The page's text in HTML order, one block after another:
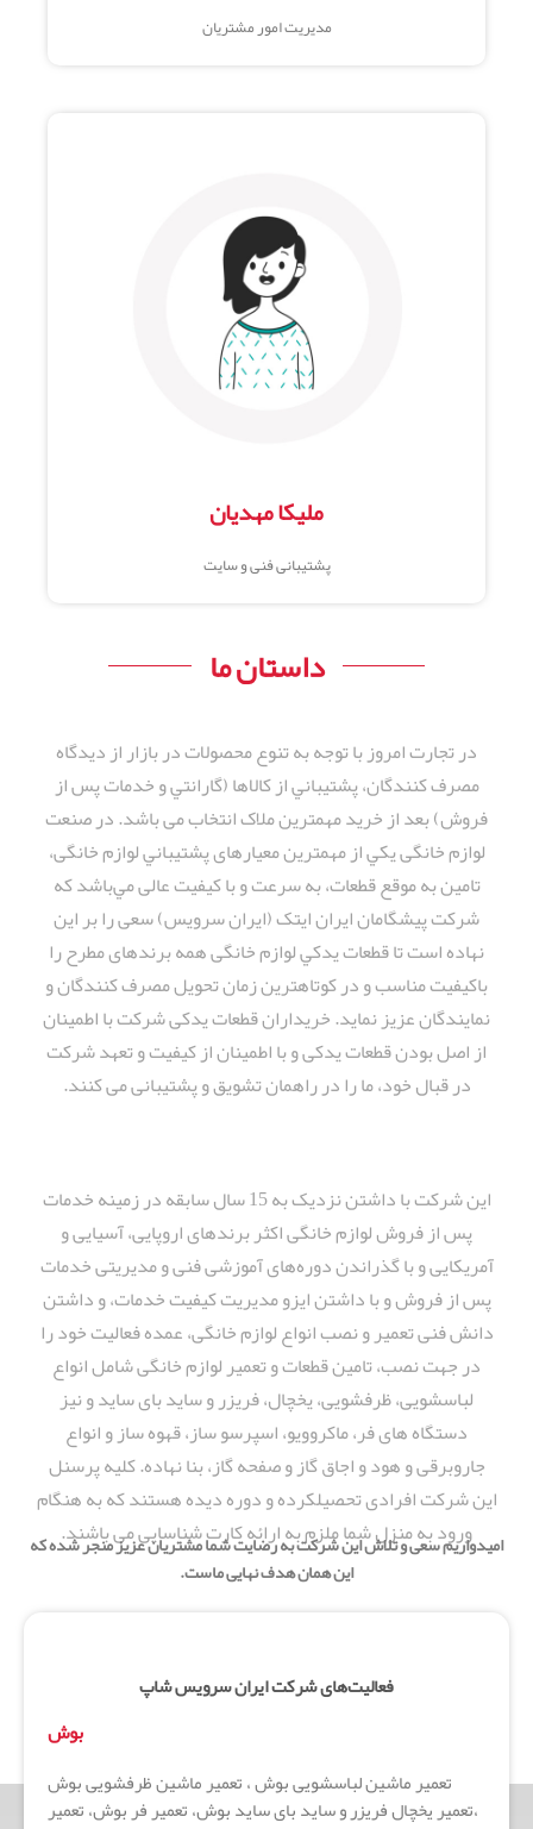
مدیریت امور مشتریان
ملیکا مهدیان
پشتیبانی فنی و سایت
داستان ما
در تجارت امروز با توجه به تنوع محصولات در بازار از دیدگاه
مصرف كنندگان، پشتيباني از كالاها (گارانتي و خدمات پس از
فروش) بعد از خريد مهمترین ملاک انتخاب می باشد. در صنعت
لوازم خانگی يكي از مهمترين معیارهای پشتيباني لوازم خانگی،
تامين به موقع قطعات، به سرعت و با كيفيت عالی مي‌باشد که
شرکت پیشگامان ایران ایتک (ایران سرویس) سعی را بر اين
نهاده است تا قطعات يدكي لوازم خانگی همه برندهای مطرح را
باكيفيت مناسب و در کوتاهترین زمان تحويل مصرف كنندگان و
نمایندگان عزیز نمايد. خریداران قطعات یدکی شرکت با اطمینان
از اصل بودن قطعات یدکی و با اطمینان از کیفیت و تعهد شرکت
در قبال خود، ما را در راهمان تشویق و پشتیبانی می کنند.
این شرکت با داشتن نزدیک به 15 سال سابقه در زمینه خدمات
پس از فروش لوازم خانگی اکثر برندهای اروپایی، آسیایی و
آمریکایی و با گذراندن دوره‌های آموزشی فنی و مدیریتی خدمات
پس از فروش و با داشتن ایزو مدیریت کیفیت خدمات، و داشتن
دانش فنی تعمیر و نصب انواع لوازم خانگی، عمده فعالیت خود را
در جهت نصب، تامین قطعات و تعمیر لوازم خانگی شامل انواع
لباسشویی، ظرفشویی، یخچال، فریزر و ساید بای ساید و نیز
دستگاه های فر، ماکروویو، اسپرسو ساز، قهوه ساز و انواع
جاروبرقی و هود و اجاق گاز و صفحه گاز، بنا نهاده. کلیه پرسنل
این شرکت افرادی تحصیلکرده و دوره دیده هستند که به هنگام
ورود به منزل شما ملزم به ارائه کارت شناسایی می باشند.
اميدواريم سعی و تلاش این شرکت به رضایت شما مشتریان عزیز منجر شده که
این همان هدف نهایی ماست.
فعالیت‌های شرکت ایران سرویس شاپ
بوش
تعمیر ماشین لباسشویی بوش ، تعمیر ماشین ظرفشویی بوش
،تعمیر یخچال فریزر و ساید بای ساید بوش، تعمیر فر بوش، تعمیر